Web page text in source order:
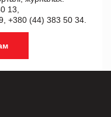
13,
+380 (44) 383 50 34.